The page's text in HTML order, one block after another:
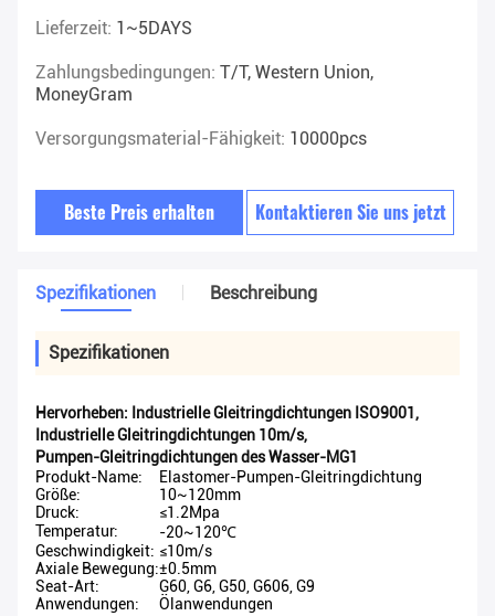
Lieferzeit: 1~5DAYS
Zahlungsbedingungen: T/T, Western Union,
MoneyGram
Versorgungsmaterial-Fähigkeit: 10000pcs
Beste Preis erhalten Kontaktieren Sie uns jetzt
Spezifikationen Beschreibung
Spezifikationen
Hervorheben: Industrielle Gleitringdichtungen ISO9001 ,
Industrielle Gleitringdichtungen 10m/s,
Pumpen-Gleitringdichtungen des Wasser-MG1
Produkt-Name:
Elastomer-Pumpen-Gleitringdichtung
Größe:
10~120mm
Druck:
≤1.2Mpa
Temperatur:
-20~120℃
Geschwindigkeit: ≤10m/s
Axiale Bewegung:±0.5mm
Seat-Art:
G60, G6, G50, G606, G9
Anwendungen:
Ölanwendungen